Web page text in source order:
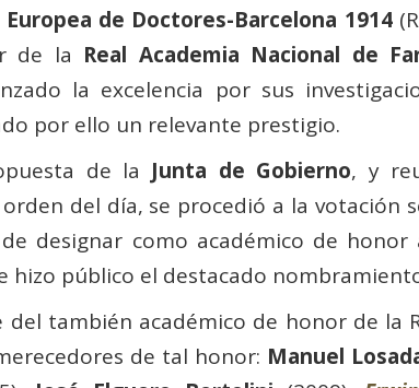
Europea de Doctores-Barcelona 1914
de la Real Academia Nacional de
la excelencia por sus
por ello un relevante prestigio.
de la Junta de Gobierno, y
del día, se procedió a la votación
designar como académico de honor
hizo público el destacado
del también académico de honor de la
de tal honor: Manuel